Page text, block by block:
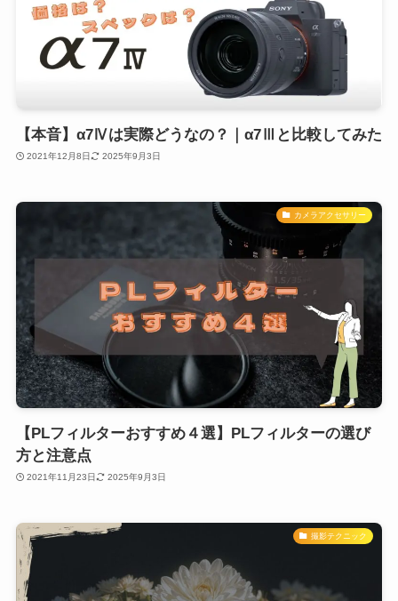
【本音】α7Ⅳは実際どうなの？｜α7Ⅲと比較してみた
2021年12月8日 2025年9月3日
カメラアクセサリー
【PLフィルターおすすめ４選】PLフィルターの選び
方と注意点
2021年11月23日 2025年9月3日
撮影テクニック